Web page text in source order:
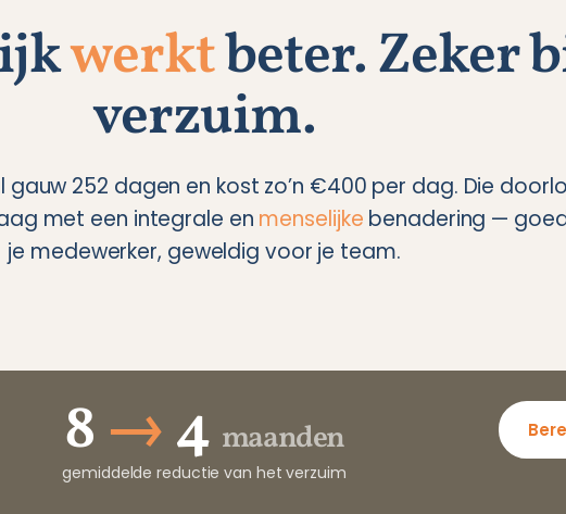
werktbeter. Zeker
verzuim.
gauw 252 dagen en kost zo’n €400 per dag. Die
met een integrale en menselijke benadering —
je medewerker, geweldig voor je team.
8 →4 maanden
gemiddelde reductie van het verzuim